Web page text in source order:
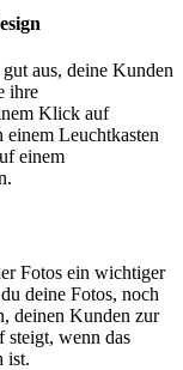
aus, deine Kunden
ihre
Klick auf
Leuchtkasten
einem
Fotos ein wichtiger
deine Fotos, noch
deinen Kunden zur
steigt, wenn das
ist.